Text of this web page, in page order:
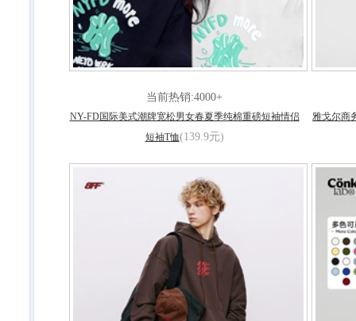
当前热销:4000+
NY-FD国际美式潮牌宽松男女春夏季纯棉重磅短袖情侣
短袖T恤(139.9元)
雅戈尔商